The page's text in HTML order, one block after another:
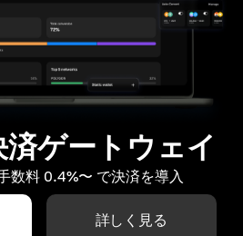
ゲートウェイ
数料 0.4%〜 で決済を導入
詳しく見る